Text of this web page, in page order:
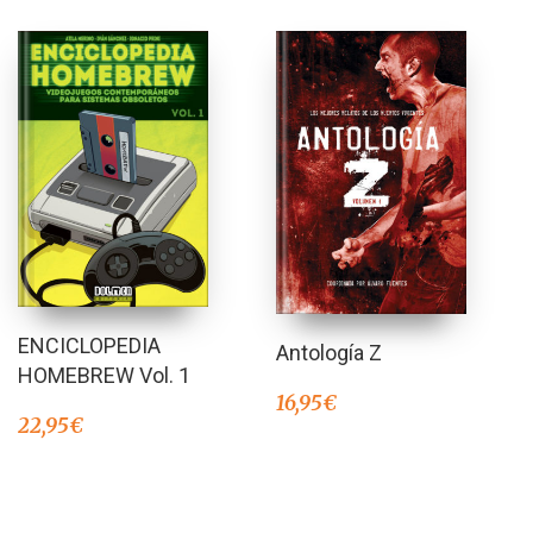
ENCICLOPEDIA
HOMEBREW Vol. 1
22,95€
Antología Z
16,95€